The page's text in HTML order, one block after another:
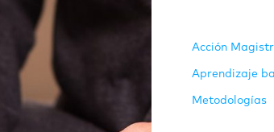
Acción
Aprendizaje
Metodologías